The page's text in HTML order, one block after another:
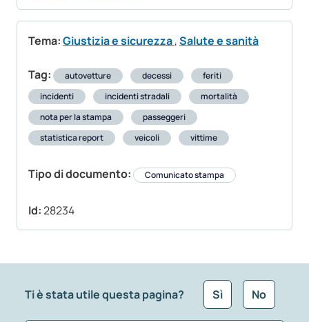
Tema:Giustizia e sicurezza,Salute e sanità
Tag: autovetture decessi
feriti
incidenti
incidenti stradali
mortalità
nota per la stampa
passeggeri
statistica report
veicoli vittime
Tipo di documento: Comunicato stampa
Id:28234
Ti è stata utile questa pagina? Sì No